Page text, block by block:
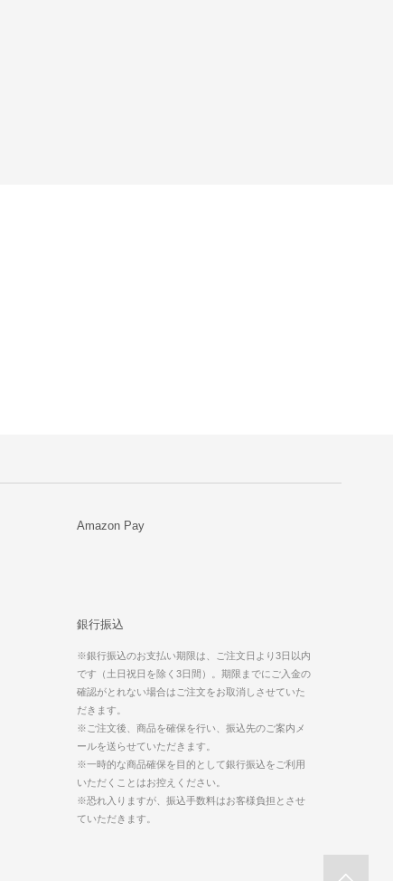
Amazon Pay
銀行振込
※銀行振込のお支払い期限は、ご注文日より3日以内
です（土日祝日を除く3日間）。期限までにご入金の
確認がとれない場合はご注文をお取消しさせていた
だきます。
※ご注文後、商品を確保を行い、振込先のご案内メ
ールを送らせていただきます。
※一時的な商品確保を目的として銀行振込をご利用
いただくことはお控えください。
※恐れ入りますが、振込手数料はお客様負担とさせ
ていただきます。